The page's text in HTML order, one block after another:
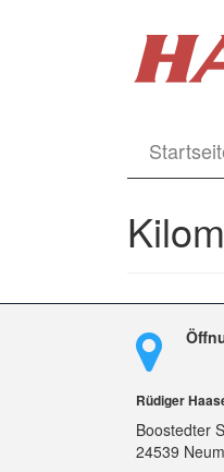
Rüdiger
Boostedter
24539